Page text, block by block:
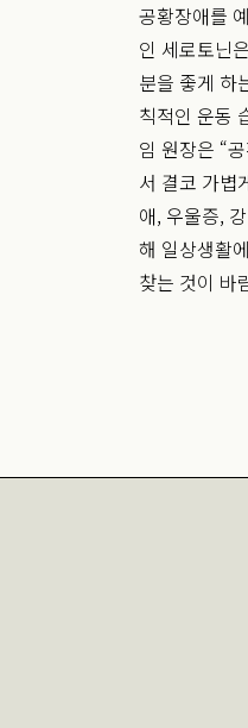
공황장애를
인 세로토닌
분을 좋게 하
칙적인 운동
임 원장은 “
서 결코 가볍
애, 우울증,
해 일상생활
찾는 것이 바